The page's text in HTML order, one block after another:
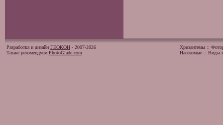
Разработка и дизайн ГЕОКОН - 2007-2026
Также рекомендуем PhotoGlade.com
Хризантемы ::
Насекомые :: Виды